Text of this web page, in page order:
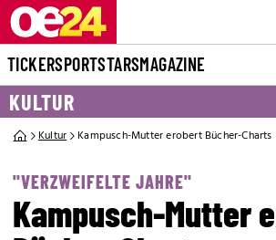
TICKERSPORTSTARSMAGAZINE
KULTUR
Kultur Kampusch-Mutter erobert Bücher-Charts
"VERZWEIFELTE JAHRE"
Kampusch-Mutter